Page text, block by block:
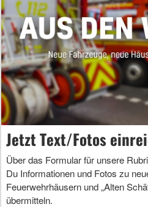
Jetzt Text/Fotos
Über das Formular für unsere
Du Informationen und Fotos zu
Feuerwehrhäusern und „Alten
übermitteln.